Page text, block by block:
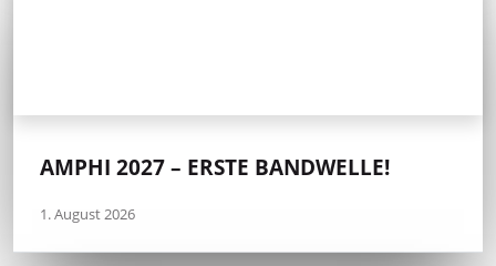
1. August 2026
AMPHI 2027 – ERSTE BANDWELLE!